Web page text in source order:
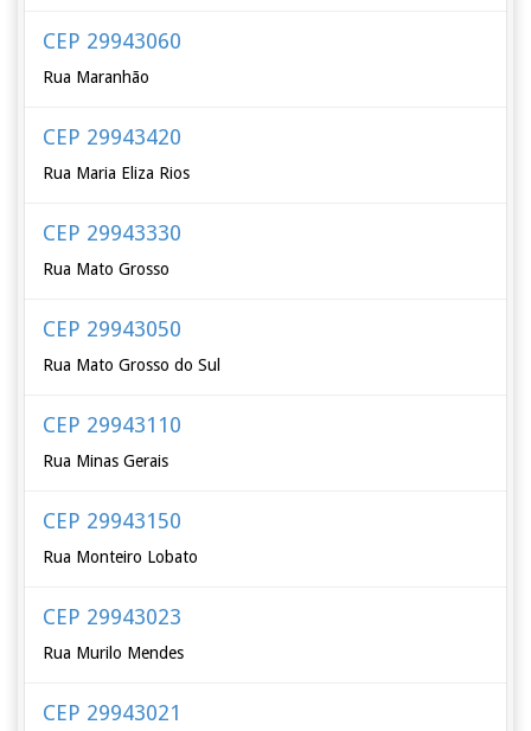
CEP 29943060
Rua Maranhão
CEP 29943420
Rua Maria Eliza Rios
CEP 29943330
Rua Mato Grosso
CEP 29943050
Rua Mato Grosso do Sul
CEP 29943110
Rua Minas Gerais
CEP 29943150
Rua Monteiro Lobato
CEP 29943023
Rua Murilo Mendes
CEP 29943021